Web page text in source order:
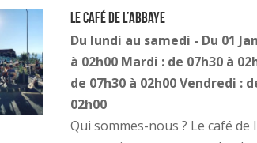
Le café de l’Abbaye
Du lundi au samedi - Du 01
à 02h00 Mardi : de 07h30 à
de 07h30 à 02h00 Vendredi :
02h00
Qui sommes-nous ? Le café